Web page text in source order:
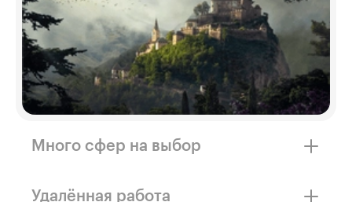
Много сфер на выбор
магазины — CG-специалисты нужны
Удалённая работа